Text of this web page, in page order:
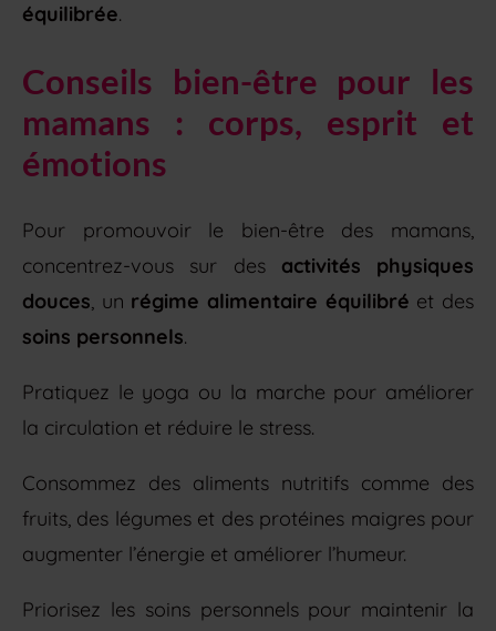
équilibrée.
Conseils bien-être pour les
mamans : corps, esprit et
émotions
Pour promouvoir le bien-être des mamans,
concentrez-vous sur des activités physiques
douces, un régime alimentaire équilibré et des
soins personnels.
Pratiquez le yoga ou la marche pour améliorer
la circulation et réduire le stress.
Consommez des aliments nutritifs comme des
fruits, des légumes et des protéines maigres pour
augmenter l’énergie et améliorer l’humeur.
Priorisez les soins personnels pour maintenir la